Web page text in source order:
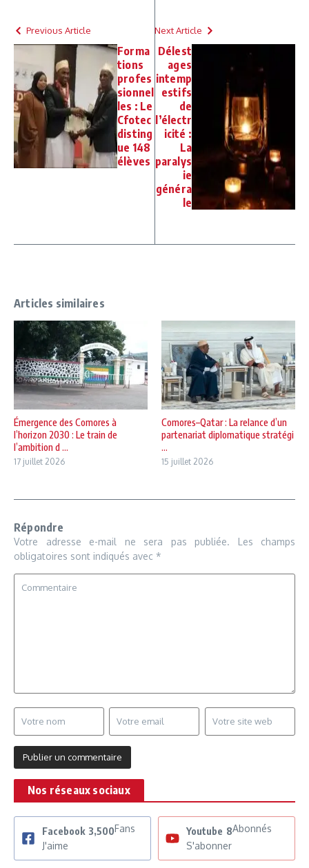
Previous Article
Forma
tions
profes
sionnel
les : Le
Cfotec
disting
ue 148
élèves
Next Article
Délest
ages
intemp
estifs
de
l’électr
icité :
La
paralys
ie
généra
le
Articles similaires
Émergence des Comores à
l’horizon 2030 : Le train de
l’ambition d ...
17 juillet 2026
Comores–Qatar : La relance d’un
partenariat diplomatique stratégi
...
15 juillet 2026
Répondre
Votre adresse e-mail ne sera pas publiée.
Les champs
obligatoires sont indiqués avec *
Nos réseaux sociaux
Facebook 3,500Fans
J'aime
Youtube 8Abonnés
S'abonner